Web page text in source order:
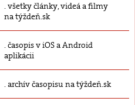
všetky články, videá a filmy
na týždeň.sk
časopis v iOS a Android
aplikácii
archív časopisu na týždeň.sk